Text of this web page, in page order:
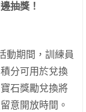
抽獎！
動期間，訓練員
分可用於兌換
石獎勵兌換將
意開放時間。